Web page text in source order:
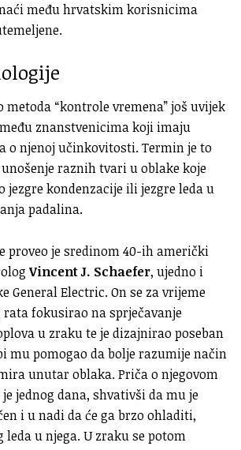
među hrvatskim korisnicima
metoda “kontrole vremena” još uvijek
znanstvenicima koji imaju
o njenoj učinkovitosti. Termin je to
raznih tvari u oblake koje
jezgre kondenzacije ili jezgre leda u
padalina.
proveo je sredinom 40-ih američki
Vincent J. Schaefer, ujedno i
General Electric. On se za vrijeme
rata fokusirao na sprječavanje
u zraku te je dizajnirao poseban
mu pomogao da bolje razumije način
unutar oblaka. Priča o njegovom
jednog dana, shvativši da mu je
i u nadi da će ga brzo ohladiti,
u njega. U zraku se potom